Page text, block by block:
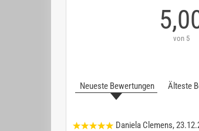
von 5
Neueste Bewertungen
Älteste
Daniela Clemens,